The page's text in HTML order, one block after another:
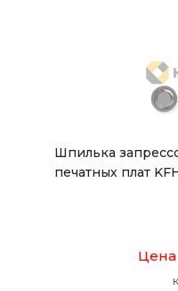
Шпилька
печатных плат
Цена